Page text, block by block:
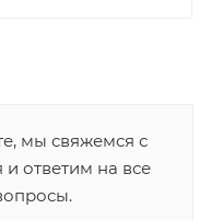
мы свяжемся с
ответим на все